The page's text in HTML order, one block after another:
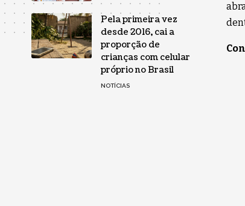
Pela primeira vez
desde 2016, cai a
proporção de
crianças com celular
próprio no Brasil
NOTÍCIAS